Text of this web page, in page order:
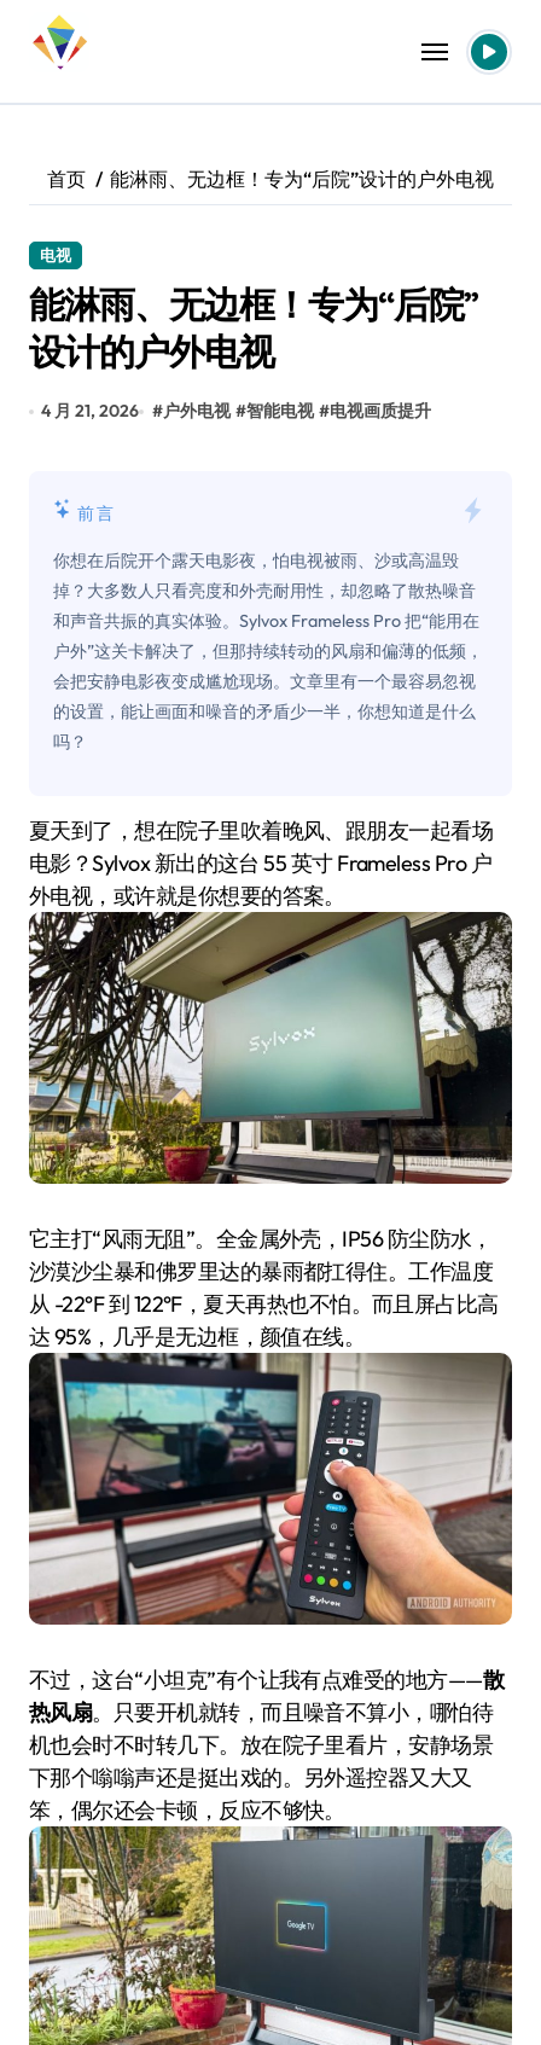
首页 能淋雨、无边框！专为“后院”设计的户外电视
电视
能淋雨、无边框！专为“后院”
设计的户外电视
4 月 21, 2026 #户外电视 #智能电视 #电视画质提升
前言
你想在后院开个露天电影夜，怕电视被雨、沙或高温毁
掉？大多数人只看亮度和外壳耐用性，却忽略了散热噪音
和声音共振的真实体验。Sylvox Frameless Pro 把“能用在
户外”这关卡解决了，但那持续转动的风扇和偏薄的低频，
会把安静电影夜变成尴尬现场。文章里有一个最容易忽视
的设置，能让画面和噪音的矛盾少一半，你想知道是什么
吗？
夏天到了，想在院子里吹着晚风、跟朋友一起看场
电影？Sylvox 新出的这台 55 英寸 Frameless Pro 户
外电视，或许就是你想要的答案。
它主打“风雨无阻”。全金属外壳，IP56 防尘防水，
沙漠沙尘暴和佛罗里达的暴雨都扛得住。工作温度
从 -22°F 到 122°F，夏天再热也不怕。而且屏占比高
达 95%，几乎是无边框，颜值在线。
不过，这台“小坦克”有个让我有点难受的地方——散
热风扇。只要开机就转，而且噪音不算小，哪怕待
机也会时不时转几下。放在院子里看片，安静场景
下那个嗡嗡声还是挺出戏的。另外遥控器又大又
笨，偶尔还会卡顿，反应不够快。